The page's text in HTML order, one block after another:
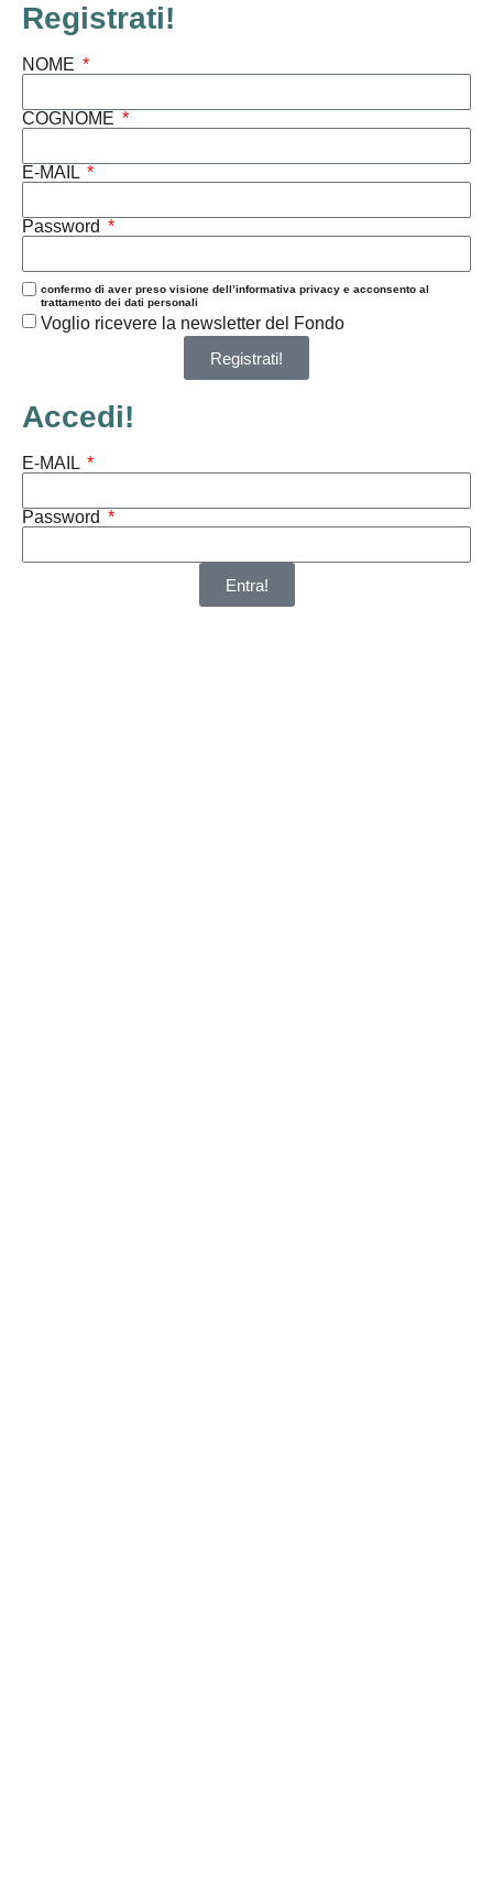
Registrati!
NOME
COGNOME
E-MAIL
Password
confermo di aver preso visione dell’informativa privacy e acconsento al
trattamento dei dati personali
Voglio ricevere la newsletter del Fondo
Registrati!
Accedi!
E-MAIL
Password
Entra!